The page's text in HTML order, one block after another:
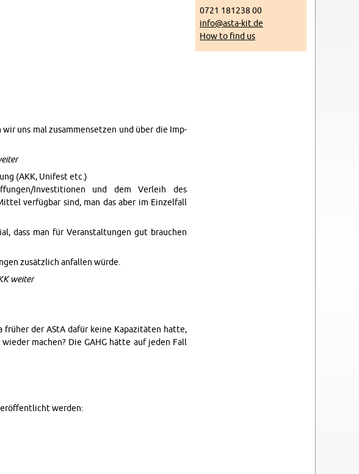
wir uns mal zusam­menset­zen und über die Im­p­
(AKK, Unifest etc.)
In­vesti­tio­nen und dem Ver­leih des
verfügbar sind, man das aber im Einzelfall
dass man für Ve­r­anstal­tun­gen gut brauchen
zusätzlich an­fallen würde.
weiter
früher der AStA dafür keine Ka­pazitäten hatte,
machen? Die GAHG hätte auf jeden Fall
wer­den:
0721 181238 00
info@​asta-​kit.​de
How to find us